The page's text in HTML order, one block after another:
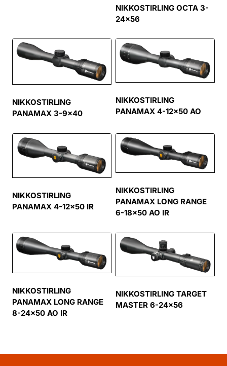
NIKKOSTIRLING OCTA 3-
24×56
NIKKOSTIRLING
PANAMAX 3-9×40
NIKKOSTIRLING
PANAMAX 4-12×50 AO
NIKKOSTIRLING
PANAMAX 4-12×50 IR
NIKKOSTIRLING
PANAMAX LONG RANGE
6-18×50 AO IR
NIKKOSTIRLING
PANAMAX LONG RANGE
8-24×50 AO IR
NIKKOSTIRLING TARGET
MASTER 6-24×56